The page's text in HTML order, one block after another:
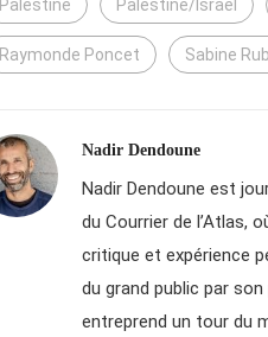
Palestine Palestine/Israël
Raymonde Poncet Sabine
Nadir Dendoune
Nadir Dendoune est
du Courrier de l’Atlas,
critique et expérience
du grand public par
entreprend un tour du